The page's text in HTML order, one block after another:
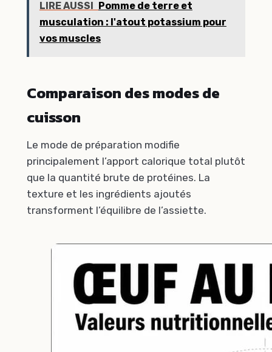
LIRE AUSSI Pomme de terre et
musculation : l'atout potassium pour
vos muscles
Comparaison des modes de
cuisson
Le mode de préparation modifie
principalement l’apport calorique total plutôt
que la quantité brute de protéines. La
texture et les ingrédients ajoutés
transforment l’équilibre de l’assiette.